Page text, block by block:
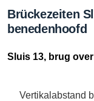
Brückezeiten
benedenhoofd
Sluis 13, brug
Vertikalabstand